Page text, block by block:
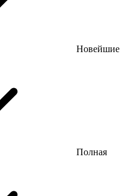
Новейшие
Полная